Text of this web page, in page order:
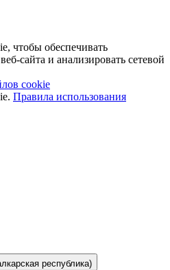
чтобы обеспечивать
сайта и анализировать сетевой
cookie
Правила использования
республика)